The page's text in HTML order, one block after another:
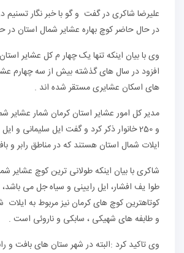
علیرضا شاکری در گفت و گو با خبر نگار تسنیم
در حال حاضر کوچ بهاره عشایر شمال استان در
وی با بیان اینکه تنها یک چهار م کل عشایر
افزود در سال های گذشته بیش از سه چهارم
های اسکان عشایری مستقر شده اند .
و 250 خانوار ذکر کرد و گفت ایل سلیمانی و
ایلات شمال استان هستند که در مناطق رابر و
شاکری با بیان اینکه طولانی ترین کوچ عشایر
طوا یف افشار، ایل رایینی و سیاه جل می
کوتاهترین کوچ های کرمان نیز مربوط به ایلات
و طابفه های شهیکی ، سابکی و ناروئی است .
وی تاکید کرد :البته در شهر ستان های بافت و